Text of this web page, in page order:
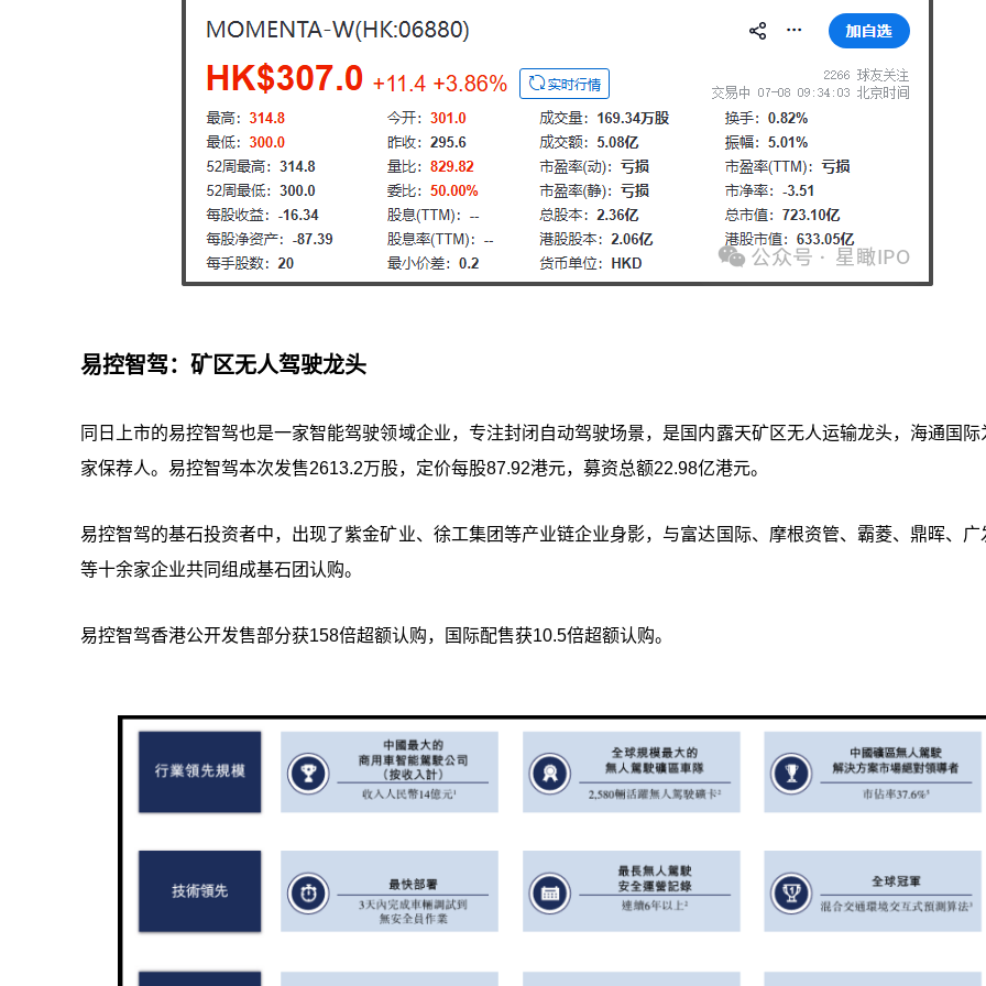
易控智驾：矿区无人驾驶龙头
同日上市的易控智驾也是一家智能驾驶领域企业，专注封闭自动驾驶场景，是国内露天矿区无人运输龙头，海通国际
家保荐人。易控智驾本次发售2613.2万股，定价每股87.92港元，募资总额22.98亿港元。
易控智驾的基石投资者中，出现了紫金矿业、徐工集团等产业链企业身影，与富达国际、摩根资管、霸菱、鼎晖、广
等十余家企业共同组成基石团认购。
易控智驾香港公开发售部分获158倍超额认购，国际配售获10.5倍超额认购。